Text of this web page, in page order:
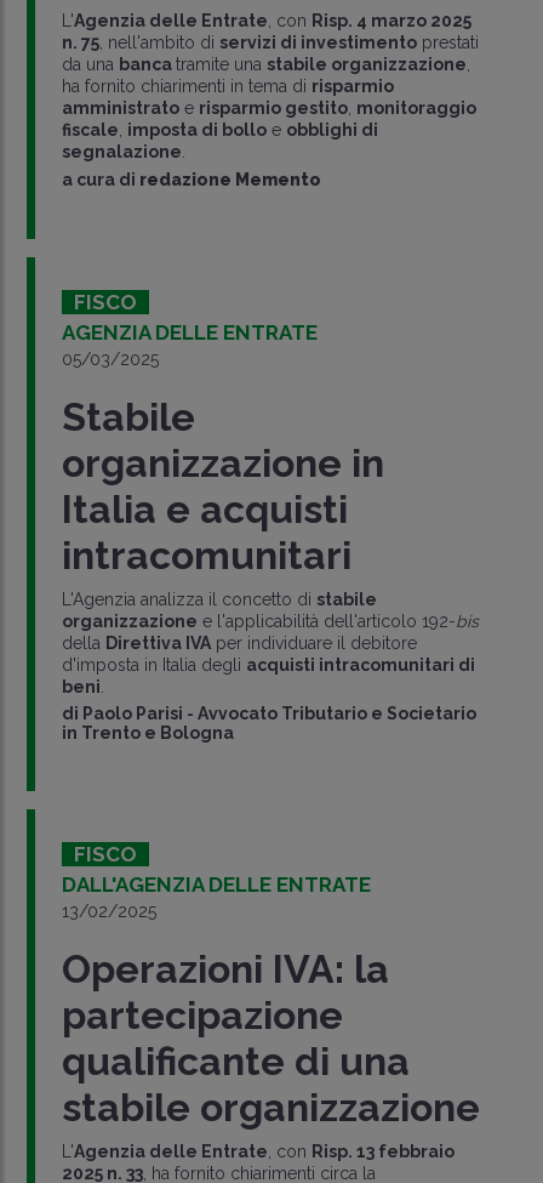
L'Agenzia delle Entrate , con Risp. 4 marzo 2025
n. 75, nell'ambito di servizi di investimentoprestati
da una bancatramite una stabile organizzazione
ha fornito chiarimenti in tema di risparmio
amministratoe risparmio gestito, monitoraggio
fiscale imposta di bolloe obblighi di
segnalazione
a cura di redazione Memento
FISCO
AGENZIA DELLE ENTRATE
05/03/2025
Stabile
organizzazione in
Italia e acquisti
intracomunitari
L'Agenzia analizza il concetto di stabile
organizzazione e l'applicabilità dell'articolo 192-bis
della Direttiva IVAper individuare il debitore
d'imposta in Italia degli acquisti intracomunitari di
beni
di Paolo Parisi - Avvocato Tributario e Societario
in Trento e Bologna
FISCO
DALL'AGENZIA DELLE ENTRATE
13/02/2025
Operazioni IVA: la
partecipazione
qualificante di una
stabile organizzazione
L'Agenzia delle Entrate , con Risp. 13 febbraio
2025 n. 33, ha fornito chiarimenti circa la